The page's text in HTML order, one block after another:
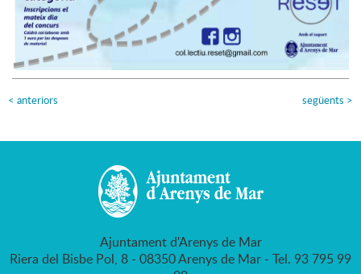
< anteriors següents >
Ajuntament d'Arenys de Mar
Riera del Bisbe Pol, 8 - 08350 Arenys de Mar - Tel. 93 795 99